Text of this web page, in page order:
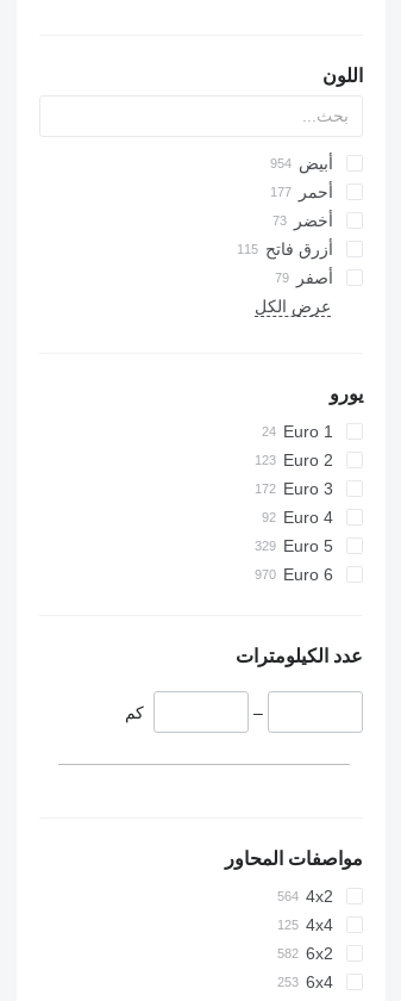
اللون
أبيض
أحمر
أخضر
أزرق فاتح
أصفر
عرض الكل
يورو
Euro 1
Euro 2
Euro 3
Euro 4
Euro 5
Euro 6
عدد الكيلومترات
– كم
مواصفات المحاور
4x2
4x4
6x2
6x4